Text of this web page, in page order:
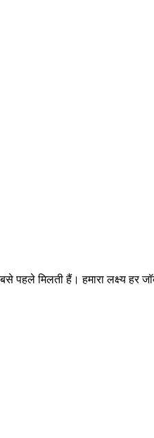
पहले मिलती हैं। हमारा लक्ष्य हर